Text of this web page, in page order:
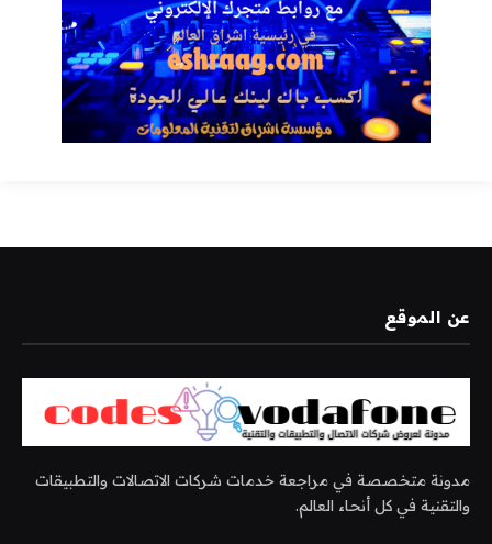
عن الموقع
مدونة متخصصة في مراجعة خدمات شركات الاتصالات والتطبيقات
والتقنية في كل أنحاء العالم.